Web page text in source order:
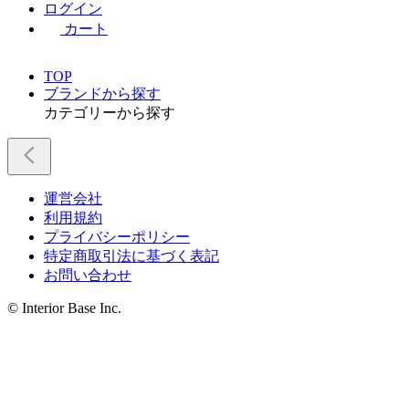
ログイン
カート
TOP
ブランドから探す
カテゴリーから探す
運営会社
利用規約
プライバシーポリシー
特定商取引法に基づく表記
お問い合わせ
© Interior Base Inc.